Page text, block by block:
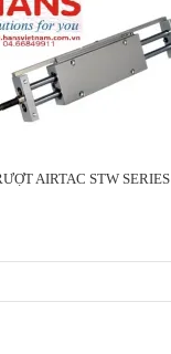
AIRTAC STW SERIES